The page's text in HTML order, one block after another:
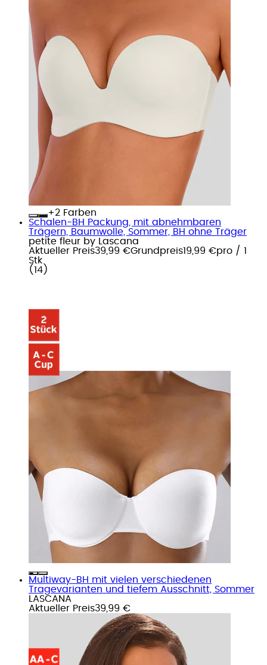
+
Farben
Schalen-BH Packung, mit abnehmbaren
Trägern, Baumwolle, Sommer, BH ohne Träger
petite fleur by Lascana
Aktueller Preis39,99 €Grundpreis19,99 €pro / 1
Stk
( 14 )
Multiway-BH mit vielen verschiedenen
Tragevarianten und tiefem Ausschnitt, Sommer
LASCANA
Aktueller Preis39,99 €